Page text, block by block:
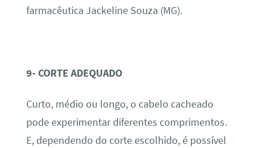
farmacêutica Jackeline Souza (MG).
9- CORTE ADEQUADO
Curto, médio ou longo, o cabelo cacheado
pode experimentar diferentes comprimentos.
E, dependendo do corte escolhido, é possível